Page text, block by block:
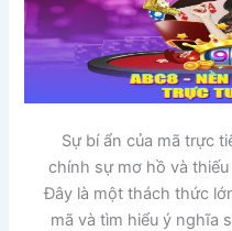
Sự bí ẩn của mã trực
chính sự mơ hồ và
Đây là một thách thức
mã và tìm hiểu ý nghĩa